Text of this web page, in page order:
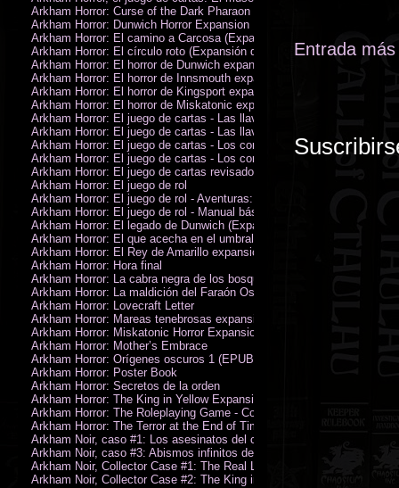
Entrada
Arkham Horror: Curse of the Dark Pharaon Expansion
Arkham Horror: Dunwich Horror Expansion
Arkham Horror: El camino a Carcosa (Expansión de investigadores)
Arkham Horror: El círculo roto (Expansión de investigadores)
Arkham Horror: El horror de Dunwich expansión
Arkham Horror: El horror de Innsmouth expansión
Arkham Horror: El horror de Kingsport expansión
Arkham Horror: El horror de Miskatonic expansión
Arkham Horror: El juego de cartas - Las llaves escarlata - Campaña
Arkham Horror: El juego de cartas - Las llaves escarlata -
Arkham Horror: El juego de cartas - Los confines de la tierra -
Arkham Horror: El juego de cartas - Los confines de la tierra -
Arkham Horror: El juego de cartas revisado
Arkham Horror: El juego de rol
Arkham Horror: El juego de rol - Aventuras: Misterios de Arkham
Arkham Horror: El juego de rol - Manual básico
Arkham Horror: El legado de Dunwich (Expansión de investigadores)
Arkham Horror: El que acecha en el umbral expansión
Arkham Horror: El Rey de Amarillo expansión
Arkham Horror: Hora final
Arkham Horror: La cabra negra de los bosques expansión
Arkham Horror: La maldición del Faraón Oscuro expansión (revisada)
Arkham Horror: Lovecraft Letter
Arkham Horror: Mareas tenebrosas expansión
Arkham Horror: Miskatonic Horror Expansion
Arkham Horror: Mother’s Embrace
Arkham Horror: Orígenes oscuros 1 (EPUB)
Arkham Horror: Poster Book
Arkham Horror: Secretos de la orden
Arkham Horror: The King in Yellow Expansion
Arkham Horror: The Roleplaying Game - Core Rulebook (PDF)
Arkham Horror: The Terror at the End of Time
Arkham Noir, caso #1: Los asesinatos del culto de la bruja
Arkham Noir, caso #3: Abismos infinitos de oscuridad
Arkham Noir, Collector Case #1: The Real Leeds
Arkham Noir, Collector Case #2: The King in Yellow